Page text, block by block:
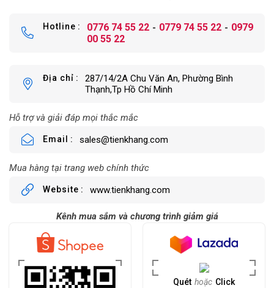
Hotline 0776 74 55 22 0779 74 55 22
0979
00 55 22
Địa chỉ
287/14/2A Chu Văn An, Phường Bình
Thạnh,Tp Hồ Chí Minh
Hỗ trợ và giải đáp mọi thắc mắc
Email sales@tienkhang.com
Mua hàng tại trang web chính thức
Website www.tienkhang.com
Kênh mua sắm và chương trình giảm giá
Quét hoặc Click